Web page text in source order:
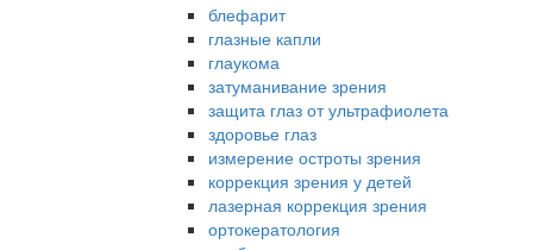
блефарит
глазные капли
глаукома
затуманивание зрения
защита глаз от ультрафиолета
здоровье глаз
измерение остроты зрения
коррекция зрения у детей
лазерная коррекция зрения
ортокератология